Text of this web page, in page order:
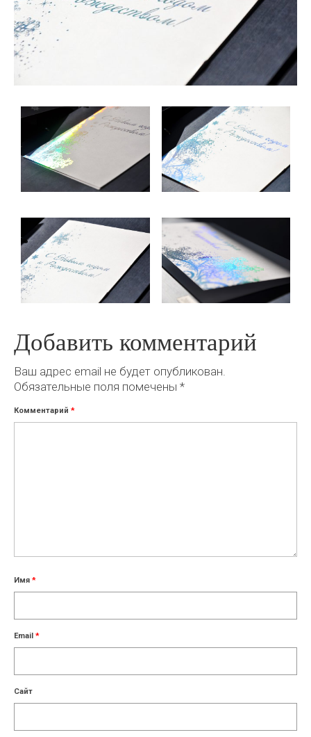
Добавить комментарий
Ваш адрес email не будет опубликован.
Обязательные поля помечены *
Комментарий *
Имя *
Email *
Сайт